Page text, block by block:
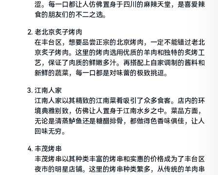
涩。每一口都让人仿佛置身于四川的麻辣天堂，是喜爱辣
食的朋友们的不二之选。
老北京炙子烤肉
在丰台区，想要品尝正宗的北京烤肉，一定不能错过老北
京炙子烤肉。这里的烤肉选用优质的羊肉和独特的炙烤工
艺，保证了肉质的鲜嫩多汁。再搭配上自家调制的酱料和
新鲜的蔬菜，每一口都是对味蕾的极致挑逗。
江南人家
江南人家以其精致的江南菜肴吸引了众多食客。店内的环
境典雅别致，仿佛让人置身于江南水乡之中。菜品方面，
无论是清蒸鲈鱼还是糖醋排骨，都做得色香味俱佳，让人
回味无穷。
丰茂烤串
丰茂烤串以其种类丰富的烤串和实惠的价格成为了丰台区
夜市的明星店铺。这里的烤串种类繁多，从传统的羊肉串